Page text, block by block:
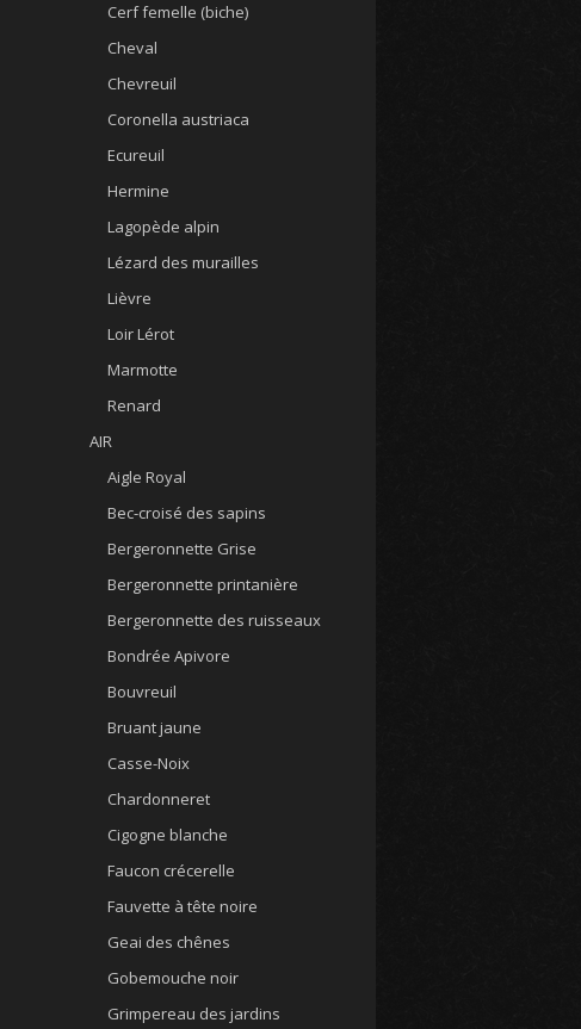
Cerf femelle (biche)
Cheval
Chevreuil
Coronella austriaca
Ecureuil
Hermine
Lagopède alpin
Lézard des murailles
Lièvre
Loir Lérot
Marmotte
Renard
AIR
Aigle Royal
Bec-croisé des sapins
Bergeronnette Grise
Bergeronnette printanière
Bergeronnette des ruisseaux
Bondrée Apivore
Bouvreuil
Bruant jaune
Casse-Noix
Chardonneret
Cigogne blanche
Faucon crécerelle
Fauvette à tête noire
Geai des chênes
Gobemouche noir
Grimpereau des jardins